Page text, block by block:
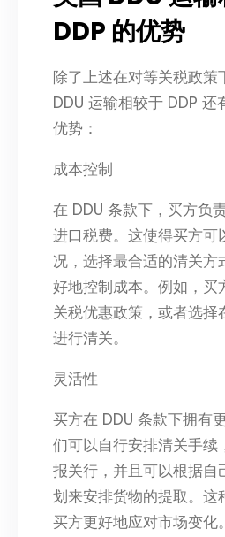
DDP 的优势​
除了上述在对等关税政策
DDU 运输相较于 DDP 还
优势：​
成本控制​
在 DDU 条款下，买方负
进口税费。这使得买方可
况，选择最合适的清关方
好地控制成本。例如，买
关税优惠政策，或者选择
进行清关。​
灵活性​
买方在 DDU 条款下拥有
们可以自行安排清关手续
报关行，并且可以根据自
划来安排货物的提取。这
买方更好地应对市场变化。​